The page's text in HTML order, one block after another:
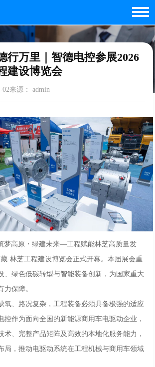
智德电控参展2026西藏林芝工程建设博览会
行万里｜智德电控参展2026
建设博览会
来源： admin
梦高原・绿建未来—工程赋能林芝高质量发
藏·林芝工程建设博览会正式开幕。本届展会重
、绿色低碳转型与智能装备创新，为国家重大
力保障。
氧、路况复杂，工程装备必须具备极强的适应
控作为面向全国的新能源商用车电驱动企业，
术、完整产品矩阵及高效的本地化服务能力，
局，推动电驱动系统在工程机械与商用车领域